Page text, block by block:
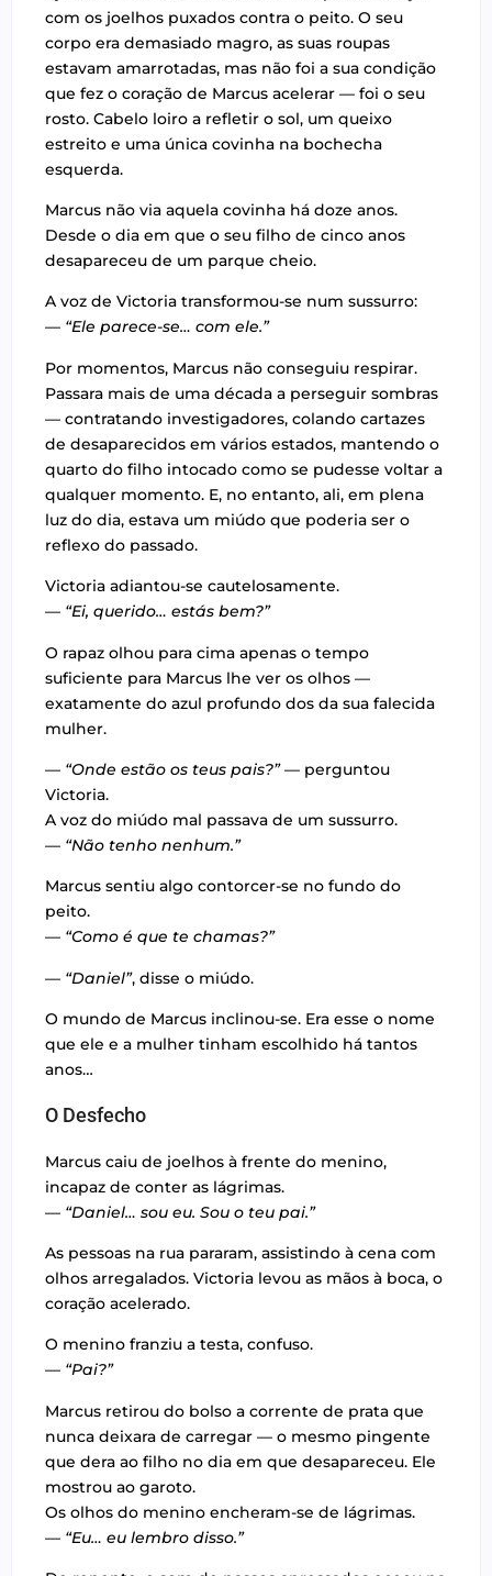
com os joelhos puxados contra o peito. O seu
corpo era demasiado magro, as suas roupas
estavam amarrotadas, mas não foi a sua condição
que fez o coração de Marcus acelerar — foi o seu
rosto. Cabelo loiro a refletir o sol, um queixo
estreito e uma única covinha na bochecha
esquerda.
Marcus não via aquela covinha há doze anos.
Desde o dia em que o seu filho de cinco anos
desapareceu de um parque cheio.
A voz de Victoria transformou-se num sussurro:
— “Ele parece-se… com ele.”
Por momentos, Marcus não conseguiu respirar.
Passara mais de uma década a perseguir sombras
— contratando investigadores, colando cartazes
de desaparecidos em vários estados, mantendo o
quarto do filho intocado como se pudesse voltar a
qualquer momento. E, no entanto, ali, em plena
luz do dia, estava um miúdo que poderia ser o
reflexo do passado.
Victoria adiantou-se cautelosamente.
— “Ei, querido… estás bem?”
O rapaz olhou para cima apenas o tempo
suficiente para Marcus lhe ver os olhos —
exatamente do azul profundo dos da sua falecida
mulher.
— “Onde estão os teus pais?”— perguntou
Victoria.
A voz do miúdo mal passava de um sussurro.
— “Não tenho nenhum.”
Marcus sentiu algo contorcer-se no fundo do
peito.
— “Como é que te chamas?”
— “Daniel”, disse o miúdo.
O mundo de Marcus inclinou-se. Era esse o nome
que ele e a mulher tinham escolhido há tantos
anos…
O Desfecho
Marcus caiu de joelhos à frente do menino,
incapaz de conter as lágrimas.
— “Daniel… sou eu. Sou o teu pai.”
As pessoas na rua pararam, assistindo à cena com
olhos arregalados. Victoria levou as mãos à boca, o
coração acelerado.
O menino franziu a testa, confuso.
— “Pai?”
Marcus retirou do bolso a corrente de prata que
nunca deixara de carregar — o mesmo pingente
que dera ao filho no dia em que desapareceu. Ele
mostrou ao garoto.
Os olhos do menino encheram-se de lágrimas.
— “Eu… eu lembro disso.”